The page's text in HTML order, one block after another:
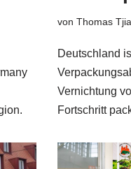
von Thomas
Deutschland
Vernichtung
Fortschritt